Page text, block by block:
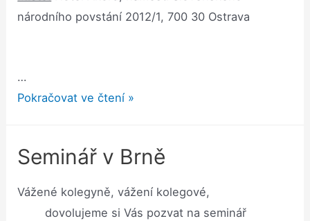
národního povstání 2012/1, 700 30 Ostrava
…
Seminář
Pokračovat ve čtení »
Seminář v Brně
Vážené kolegyně, vážení kolegové,
dovolujeme si Vás pozvat na seminář